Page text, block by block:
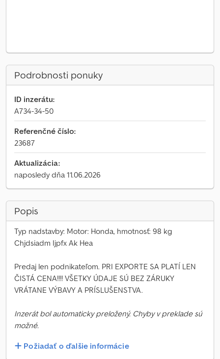
Podrobnosti ponuky
ID inzerátu:
A734-34-50
Referenčné číslo:
23687
Aktualizácia:
naposledy dňa 11.06.2026
Popis
Typ nadstavby: Motor: Honda, hmotnosť: 98 kg
Chjdsiadm Ijpfx Ak Hea
Predaj len podnikateľom. PRI EXPORTE SA PLATÍ LEN
ČISTÁ CENA!!!! VŠETKY ÚDAJE SÚ BEZ ZÁRUKY
VRÁTANE VÝBAVY A PRÍSLUŠENSTVA.
Inzerát bol automaticky preložený. Chyby v preklade sú
možné.
Požiadať o ďalšie informácie